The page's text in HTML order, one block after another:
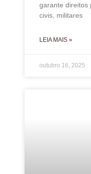
garante direitos
civis, militares
LEIA MAIS »
outubro 16, 2025